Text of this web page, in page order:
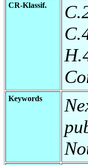
CR-Klassif.
Keywords